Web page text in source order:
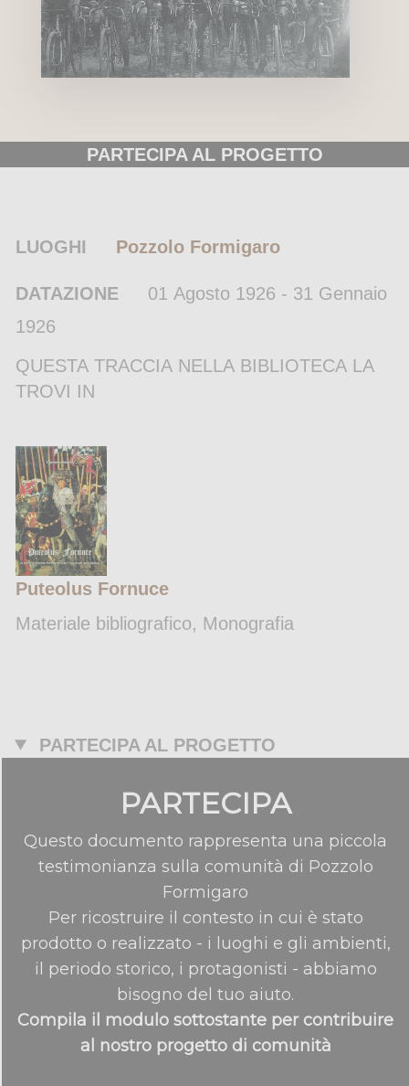
PARTECIPA AL PROGETTO
LUOGHI Pozzolo Formigaro
DATAZIONE
1926
QUESTA TRACCIA NELLA BIBLIOTECA LA
TROVI IN
Puteolus Fornuce
Materiale bibliografico, Monografia
PARTECIPA AL PROGETTO
PARTECIPA
Questo documento rappresenta una piccola
testimonianza sulla comunità di Pozzolo
Formigaro
Per ricostruire il contesto in cui è stato
prodotto o realizzato - i luoghi e gli ambienti,
il periodo storico, i protagonisti - abbiamo
bisogno del tuo aiuto.
Compila il modulo sottostante per contribuire
al nostro progetto di comunità